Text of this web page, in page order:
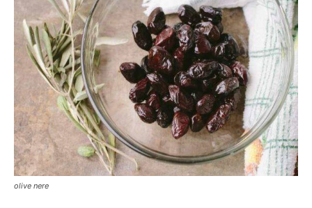
olive nere